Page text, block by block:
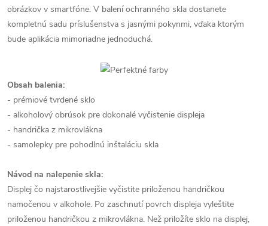
obrázkov v smartfóne. V balení ochranného skla dostanete
kompletnú sadu príslušenstva s jasnými pokynmi, vďaka ktorým
bude aplikácia mimoriadne jednoduchá.
Obsah balenia:
- prémiové tvrdené sklo
- alkoholový obrúsok pre dokonalé vyčistenie displeja
- handrička z mikrovlákna
- samolepky pre pohodlnú inštaláciu skla
Návod na nalepenie skla:
Displej čo najstarostlivejšie vyčistite priloženou handričkou
namočenou v alkohole. Po zaschnutí povrch displeja vyleštite
priloženou handričkou z mikrovlákna. Než priložíte sklo na displej,